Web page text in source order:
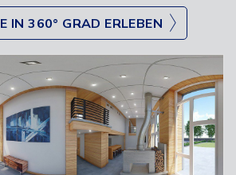
IN 360° GRAD ERLEBEN